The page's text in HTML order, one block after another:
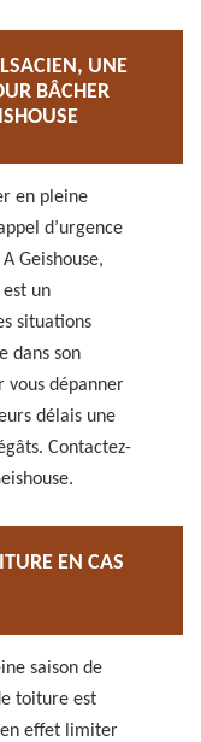
UNE
BÂCHER
en pleine
d’urgence
Geishouse,
un
situations
dans son
vous dépanner
délais une
Contactez-
EN CAS
saison de
toiture est
effet limiter